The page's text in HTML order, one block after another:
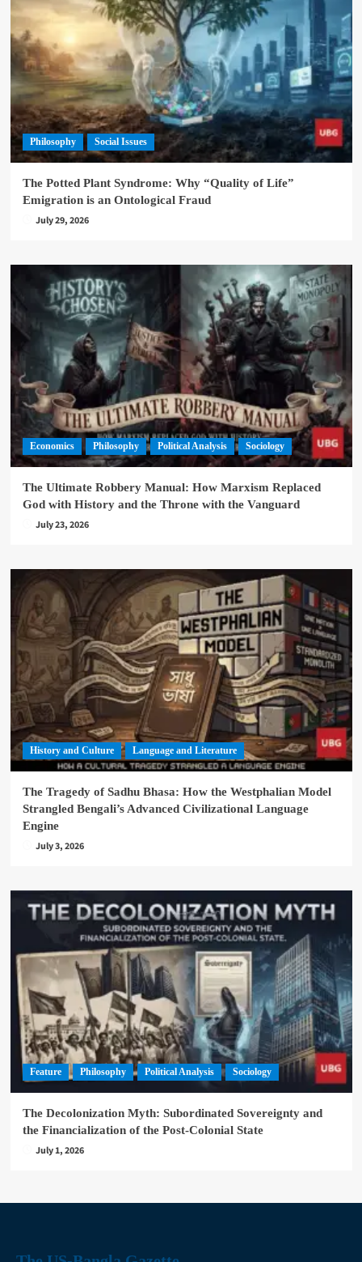
Philosophy Social Issues
The Potted Plant Syndrome: Why “Quality of Life”
Emigration is an Ontological Fraud
July 29, 2026
Economics Philosophy Political Analysis Sociology
The Ultimate Robbery Manual: How Marxism Replaced
God with History and the Throne with the Vanguard
July 23, 2026
History and Culture Language and Literature
The Tragedy of Sadhu Bhasa: How the Westphalian Model
Strangled Bengali’s Advanced Civilizational Language
Engine
July 3, 2026
Feature Philosophy Political Analysis Sociology
The Decolonization Myth: Subordinated Sovereignty and
the Financialization of the Post-Colonial State
July 1, 2026